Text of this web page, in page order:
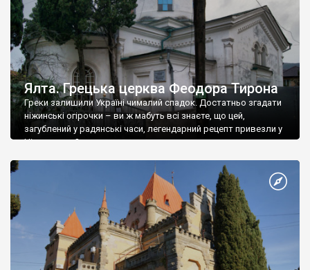
Ялта. Грецька церква Феодора Тирона
Греки залишили Україні чималий спадок. Достатньо згадати
ніжинські огірочки – ви ж мабуть всі знаєте, що цей,
загублений у радянські часи, легендарний рецепт привезли у
Ніжин греки?